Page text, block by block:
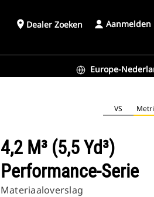
place Dealer Zoeken Aanmelden
Europe-
VS
4,2 M³ (5,5 Yd³)
Performance-Serie
Materiaaloverslag